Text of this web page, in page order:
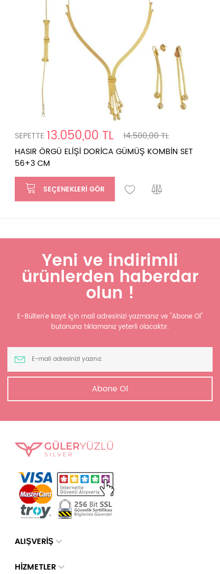
SEPETTE 13.050,00 TL
14.500,00 TL
HASIR ÖRGÜ ELİŞİ DORİCA GÜMÜŞ KOMBİN SET
56+3 CM
SEÇENEKLERI GÖR
Yeni ve indirimli
ürünlerden haberdar
olun !
E-Bülten'e kayıt için mail adresinizi yazmanız ve "Abone Ol"
butonuna tıklamanız yeterli olacaktır.
Abone Ol
ALIŞVERİŞ
HİZMETLER